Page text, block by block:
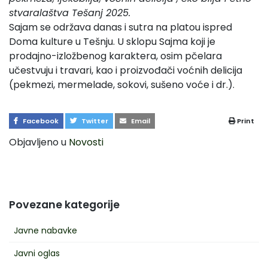
Povezane kategorije
Javne nabavke
Javni oglas
stvaralaštva Tešanj 2025.
Sajam se održava danas i sutra na platou ispred
Doma kulture u Tešnju. U sklopu Sajma koji je
prodajno-izložbenog karaktera, osim pčelara
učestvuju i travari, kao i proizvođači voćnih delicija
(pekmezi, mermelade, sokovi, sušeno voće i dr.).
Facebook Twitter Email Print
Objavljeno u Novosti